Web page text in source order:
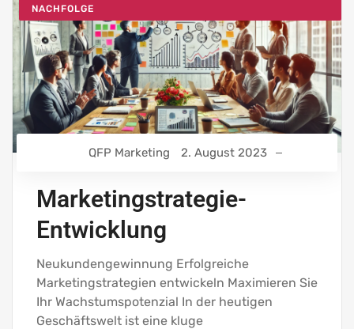
NACHFOLGE
QFP Marketing 2. August 2023
Marketingstrategie-
Entwicklung
Neukundengewinnung Erfolgreiche
Marketingstrategien entwickeln Maximieren Sie
Ihr Wachstumspotenzial In der heutigen
Geschäftswelt ist eine kluge